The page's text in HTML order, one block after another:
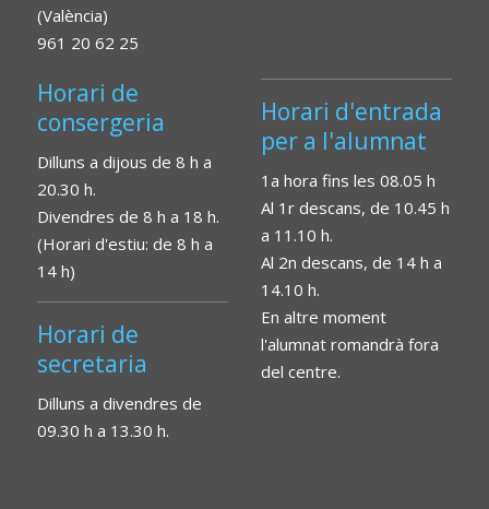
(València)
961 20 62 25
Horari de
consergeria
Dilluns a dijous de 8 h a
20.30 h.
Divendres de 8 h a 18 h.
(Horari d'estiu: de 8 h a
14 h)
Horari de
secretaria
Dilluns a divendres de
09.30 h a 13.30 h.
Horari d'entrada
per a l'alumnat
1a hora fins les 08.05 h
Al 1r descans, de 10.45 h
a 11.10 h.
Al 2n descans, de 14 h a
14.10 h.
En altre moment
l'alumnat romandrà fora
del centre.